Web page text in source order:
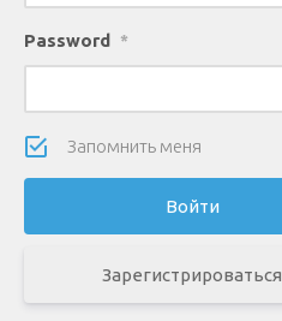
Password *
Запомнить меня
Зарегистрироваться